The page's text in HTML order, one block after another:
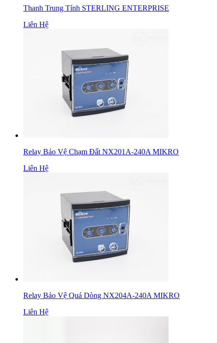
Thanh Trung Tính STERLING ENTERPRISE
Liên Hệ
Relay Bảo Vệ Chạm Đất NX201A-240A MIKRO
Liên Hệ
Relay Bảo Vệ Quá Dòng NX204A-240A MIKRO
Liên Hệ